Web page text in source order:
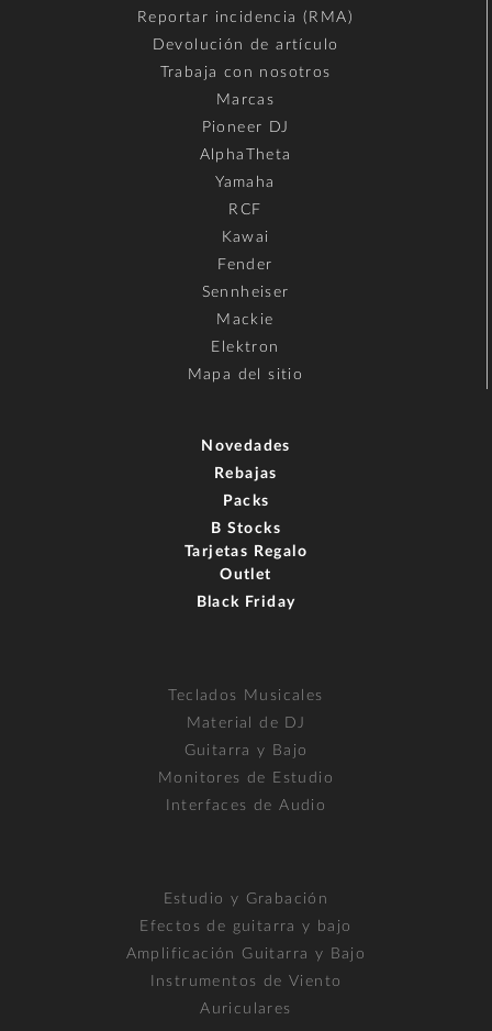
Reportar incidencia (RMA)
Devolución de artículo
Trabaja con nosotros
Marcas
Pioneer DJ
AlphaTheta
Yamaha
RCF
Kawai
Fender
Sennheiser
Mackie
Elektron
Mapa del sitio
Novedades
Rebajas
Packs
B Stocks
Tarjetas Regalo
Outlet
Black Friday
Teclados Musicales
Material de DJ
Guitarra y Bajo
Monitores de Estudio
Interfaces de Audio
Estudio y Grabación
Efectos de guitarra y bajo
Amplificación Guitarra y Bajo
Instrumentos de Viento
Auriculares